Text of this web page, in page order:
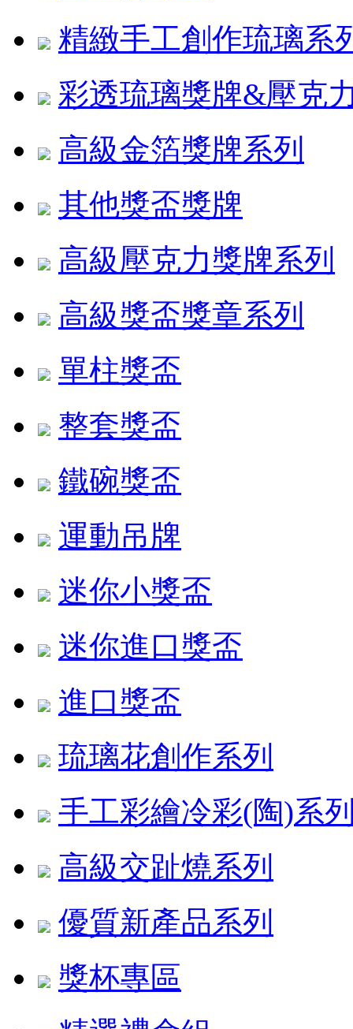
精緻手工創作琉璃系
彩透琉璃獎牌&壓克
高級金箔獎牌系列
其他獎盃獎牌
高級壓克力獎牌系列
高級獎盃獎章系列
單柱獎盃
整套獎盃
鐵碗獎盃
運動吊牌
迷你小獎盃
迷你進口獎盃
進口獎盃
琉璃花創作系列
手工彩繪冷彩(陶)系
高級交趾燒系列
優質新產品系列
獎杯專區